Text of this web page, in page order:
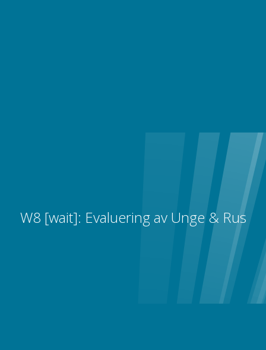
W8 [wait]: Evaluering av Unge & Rus